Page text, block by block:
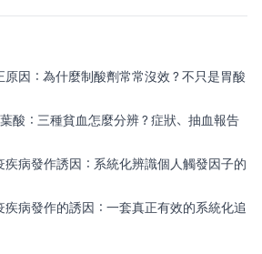
原因：為什麼制酸劑常常沒效？不只是胃酸
酸：三種貧血怎麼分辨？症狀、抽血報告
疾病發作誘因：系統化辨識個人觸發因子的
病發作的誘因：一套真正有效的系統化追